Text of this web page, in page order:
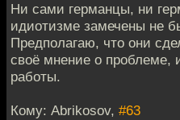
Ни сами германцы, ни
идиотизме замечены не
Предполагаю, что они
своё мнение о проблеме,
работы.
Кому: Abrikosov, #63